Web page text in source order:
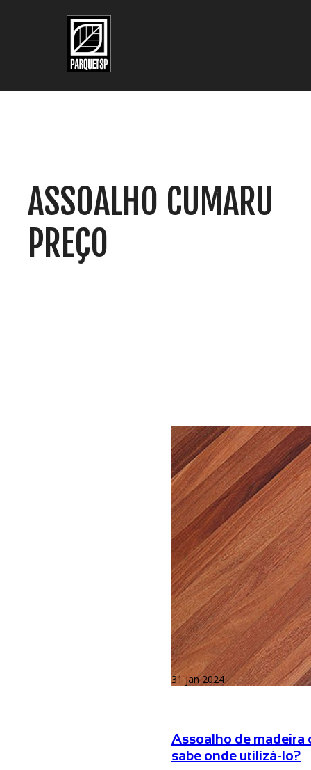
ASSOALHO CUMARU
PREÇO
31 jan 2024
Assoalho de madeira
sabe onde utilizá-lo?